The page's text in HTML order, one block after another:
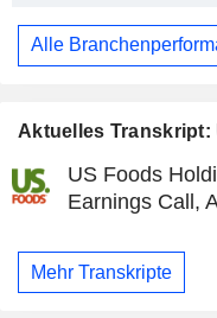
Aktuelles
US Foods
Earnings Call,
Mehr Transkripte
Alle